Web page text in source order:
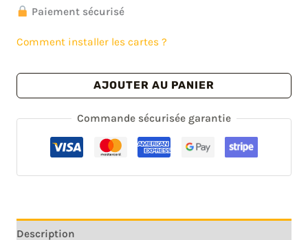
était :
35.00€.
est :
22.00€.
Paiement sécurisé
Comment installer les cartes ?
quantité
Grisons
Suisse
AJOUTER AU PANIER
Commande sécurisée garantie
Description